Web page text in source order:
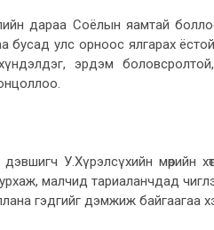
дараа Соёлын яамтай
бусад улс орноос ялгарах
эрдэм
У.Хүрэлсүхийн мөрийн
малчид тариаланчдад
гэдгийг дэмжиж байгаагаа